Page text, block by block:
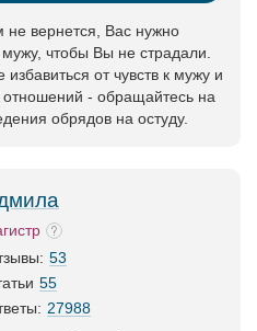
не вернется, Вас нужно
мужу, чтобы Вы не страдали.
от чувств к мужу и
- обращайтесь на
обрядов на остуду.
53
55
27988